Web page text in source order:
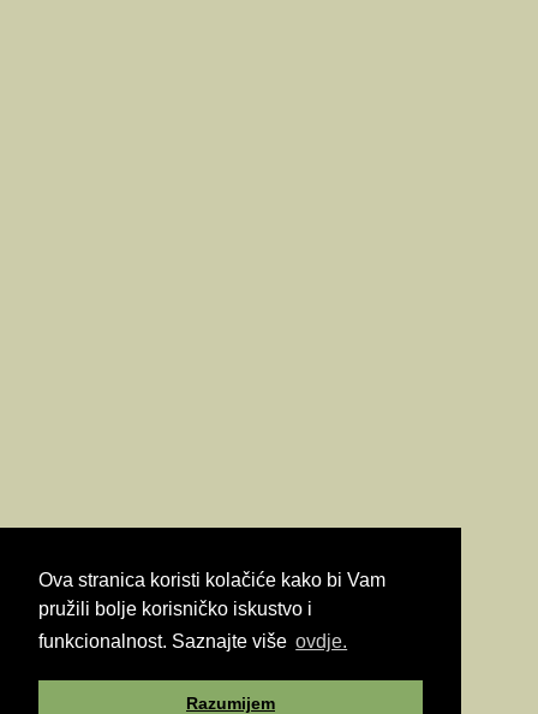
Ova stranica koristi kolačiće kako bi Vam
pružili bolje korisničko iskustvo i
funkcionalnost. Saznajte više ovdje.
Razumijem